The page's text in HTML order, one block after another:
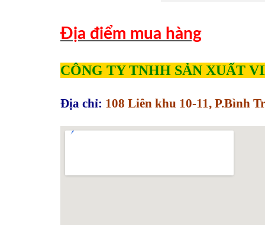
Địa điểm mua hàng
CÔNG TY TNHH SẢN XUẤT
Địa chỉ: 108 Liên khu 10-11, P.Bình